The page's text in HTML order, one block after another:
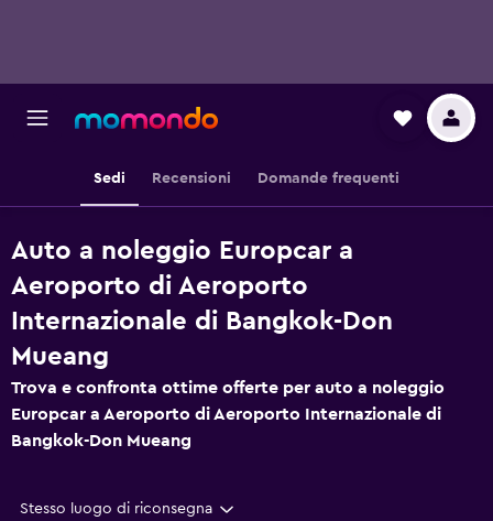
Sedi Recensioni Domande frequenti
Auto a noleggio Europcar a
Aeroporto di Aeroporto
Internazionale di Bangkok-Don
Mueang
Trova e confronta ottime offerte per auto a noleggio
Europcar a Aeroporto di Aeroporto Internazionale di
Bangkok-Don Mueang
Stesso luogo di riconsegna